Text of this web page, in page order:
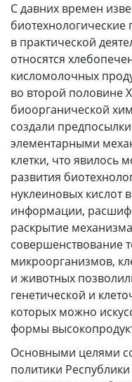
С давних времен
в практической
относятся
кисломолочных
во второй половине
биоорганической
создали
элементарными
клетки, что
развития
нуклеиновых кислот
информации,
раскрытие
совершенствование
микроорганизмов,
и животных
генетической и
которых можно
формы
Основными целями
политики